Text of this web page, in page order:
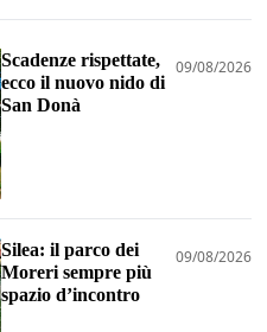
Scadenze rispettate,
ecco il nuovo nido di
San Donà
09/08/2026
Silea: il parco dei
Moreri sempre più
spazio d’incontro
09/08/2026